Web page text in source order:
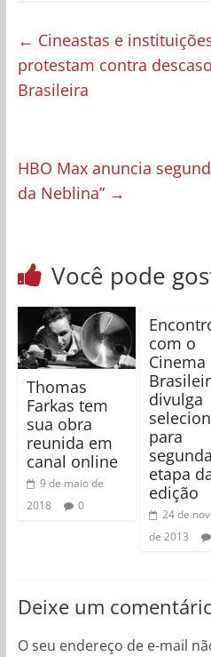
← Cineastas e
protestam contra
Brasileira
HBO Max anuncia
da Neblina” →
Você pode
Thomas
Farkas tem
sua obra
reunida em
canal online
9 de maio de
2018
0
com o
Cinema
divulga
para
segunda
etapa
edição
24 de
de 2013
Deixe um
O seu endereço de e-mail